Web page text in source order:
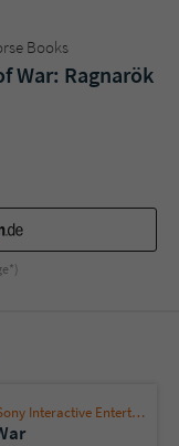
Books
War: Ragnarök
Interactive Entertainment